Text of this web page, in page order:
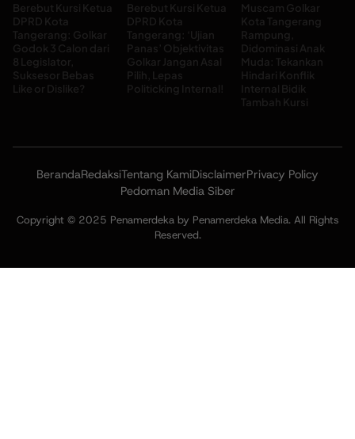
Berebut Kursi Ketua
DPRD Kota
Tangerang: Golkar
Godok 3 Calon dari
8 Legislator,
Suksesor Bebas
Like or Dislike?
Berebut Kursi Ketua
DPRD Kota
Tangerang: ‘Ujian
Panas’ Objektivitas
Golkar Jangan Asal
Pilih, Lepas
Politicking Internal!
Muscam Golkar
Kota Tangerang
Rampung,
Didominasi Anak
Muda: Tekankan
Hindari Konflik
Internal Bidik
Tambah Kursi
BerandaRedaksiTentang KamiDisclaimerPrivacy Policy
Pedoman Media Siber
Copyright © 2025 Penamerdeka by Penamerdeka Media. All Rights
Reserved.